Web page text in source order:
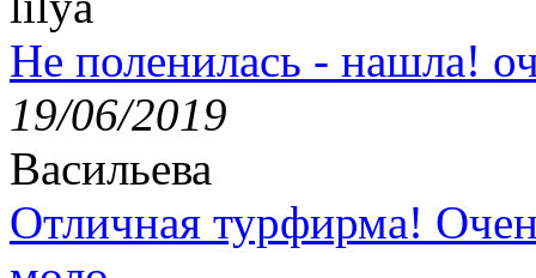
Не поленилась - нашла!
19/06/2019
Васильева
Отличная турфирма!